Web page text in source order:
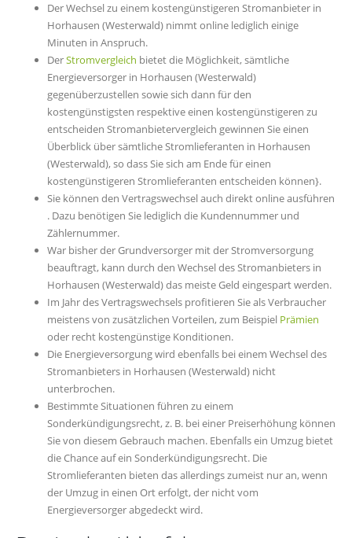
Der Wechsel zu einem kostengünstigeren Stromanbieter in
Horhausen (Westerwald) nimmt online lediglich einige
Minuten in Anspruch.
DerStromvergleich bietet die Möglichkeit, sämtliche
Energieversorger in Horhausen (Westerwald)
gegenüberzustellen sowie sich dann für den
kostengünstigsten respektive einen kostengünstigeren zu
entscheiden Stromanbietervergleich gewinnen Sie einen
Überblick über sämtliche Stromlieferanten in Horhausen
(Westerwald), so dass Sie sich am Ende für einen
kostengünstigeren Stromlieferanten entscheiden können}.
Sie können den Vertragswechsel auch direkt online ausführen
. Dazu benötigen Sie lediglich die Kundennummer und
Zählernummer.
War bisher der Grundversorger mit der Stromversorgung
beauftragt, kann durch den Wechsel des Stromanbieters in
Horhausen (Westerwald) das meiste Geld eingespart werden.
Im Jahr des Vertragswechsels profitieren Sie als Verbraucher
meistens von zusätzlichen Vorteilen, zum Beispiel Prämien
oder recht kostengünstige Konditionen.
Die Energieversorgung wird ebenfalls bei einem Wechsel des
Stromanbieters in Horhausen (Westerwald) nicht
unterbrochen.
Bestimmte Situationen führen zu einem
Sonderkündigungsrecht, z. B. bei einer Preiserhöhung können
Sie von diesem Gebrauch machen. Ebenfalls ein Umzug bietet
die Chance auf ein Sonderkündigungsrecht. Die
Stromlieferanten bieten das allerdings zumeist nur an, wenn
der Umzug in einen Ort erfolgt, der nicht vom
Energieversorger abgedeckt wird.